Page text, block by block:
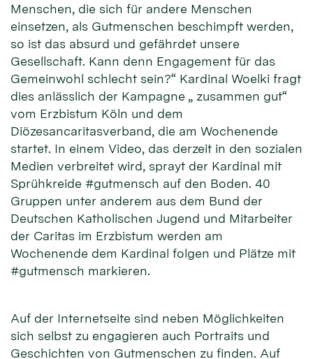
Menschen, die sich für andere Menschen
einsetzen, als Gutmenschen beschimpft werden,
so ist das absurd und gefährdet unsere
Gesellschaft. Kann denn Engagement für das
Gemeinwohl schlecht sein?“ Kardinal Woelki fragt
dies anlässlich der Kampagne „ zusammen gut“
vom Erzbistum Köln und dem
Diözesancaritasverband, die am Wochenende
startet. In einem Video, das derzeit in den sozialen
Medien verbreitet wird, sprayt der Kardinal mit
Sprühkreide #gutmensch auf den Boden. 40
Gruppen unter anderem aus dem Bund der
Deutschen Katholischen Jugend und Mitarbeiter
der Caritas im Erzbistum werden am
Wochenende dem Kardinal folgen und Plätze mit
#gutmensch markieren.
Auf der Internetseite sind neben Möglichkeiten
sich selbst zu engagieren auch Portraits und
Geschichten von Gutmenschen zu finden. Auf